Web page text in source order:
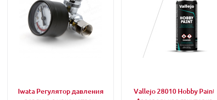
Iwata Регулятор давления
Vallejo 28010 Hobby Paint